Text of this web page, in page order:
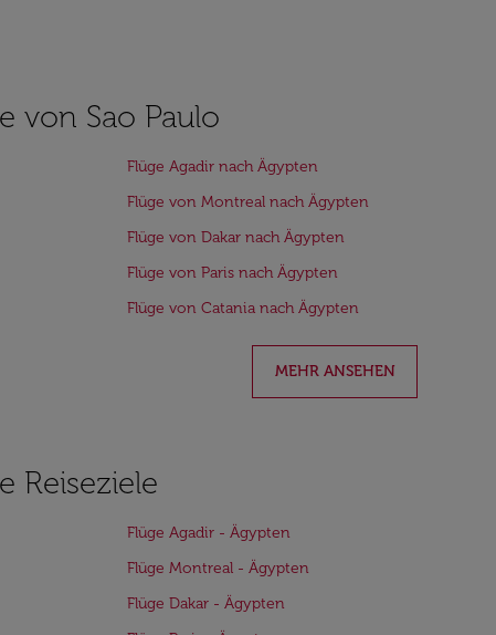
von Sao Paulo
Flüge Agadir nach Ägypten
Flüge von Montreal nach Ägypten
Flüge von Dakar nach Ägypten
Flüge von Paris nach Ägypten
Flüge von Catania nach Ägypten
MEHR ANSEHEN
Reiseziele
Flüge Agadir - Ägypten
Flüge Montreal - Ägypten
Flüge Dakar - Ägypten